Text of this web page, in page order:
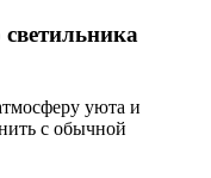
уюта и
с обычной